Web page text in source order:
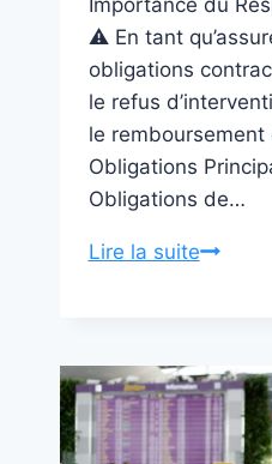
Importance du
⚠️ En tant
obligations
le refus
le
Obligations
Obligations de…
Lire la suite
Guide
des